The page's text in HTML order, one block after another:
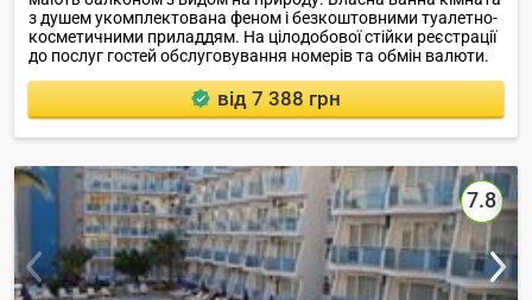
з душем укомплектована феном і безкоштовними туалетно-
косметичними приладдям. На цілодобової стійки реєстрації
до послуг гостей обслуговування номерів та обмін валюти.
від 7 388 грн
7.8